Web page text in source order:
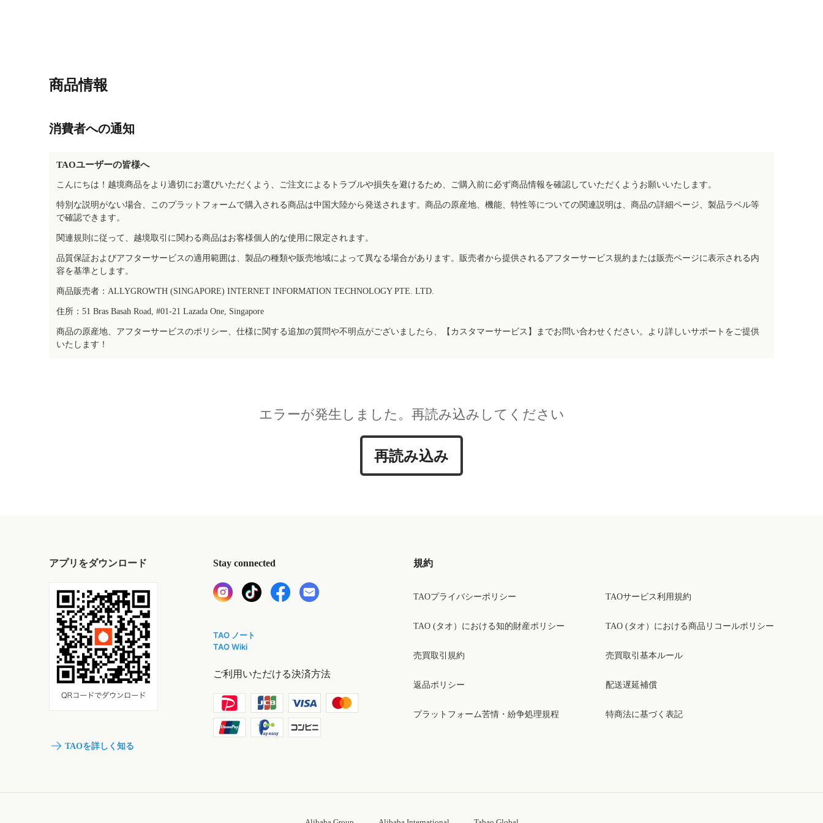
商品情報
消費者への通知
TAOユーザーの皆様へ
こんにちは！越境商品をより適切にお選びいただくよう、ご注文によるトラブルや損失を避けるため、ご購入前に必ず商品情報を確認していただくようお願いいたします。
特別な説明がない場合、このプラットフォームで購入される商品は中国大陸から発送されます。商品の原産地、機能、特性等についての関連説明は、商品の詳細ページ、製品ラベル等
で確認できます。
関連規則に従って、越境取引に関わる商品はお客様個人的な使用に限定されます。
品質保証およびアフターサービスの適用範囲は、製品の種類や販売地域によって異なる場合があります。販売者から提供されるアフターサービス規約または販売ページに表示される内
容を基準とします。
商品販売者：ALLYGROWTH (SINGAPORE) INTERNET INFORMATION TECHNOLOGY PTE. LTD.
住所：51 Bras Basah Road, #01-21 Lazada One, Singapore
商品の原産地、アフターサービスのポリシー、仕様に関する追加の質問や不明点がございましたら、【カスタマーサービス】までお問い合わせください。より詳しいサポートをご提供
いたします！
エラーが発生しました。再読み込みしてください
再読み込み
アプリをダウンロード
TAOを詳しく知る
Stay connected
TAO ノート
TAO Wiki
ご利用いただける決済方法
規約
TAOプライバシーポリシー
TAO (タオ）における知的財産ポリシー
売買取引規約
返品ポリシー
プラットフォーム苦情・紛争処理規程
TAOサービス利用規約
TAO (タオ）における商品リコールポリシー
売買取引基本ルール
配送遅延補償
特商法に基づく表記